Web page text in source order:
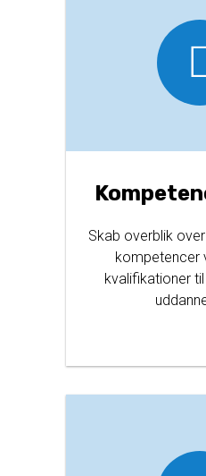
Skab overblik
kompetencer
kvalifikationer